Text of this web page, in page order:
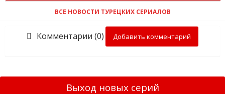
ВСЕ НОВОСТИ ТУРЕЦКИХ СЕРИАЛОВ
Комментарии (0) Добавить комментарий
Выход новых серий